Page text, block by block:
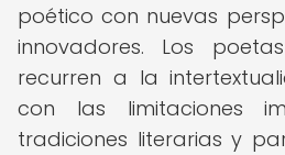
poético con nuevas
innovadores. Los
recurren a la
con las limitaciones
tradiciones literarias y